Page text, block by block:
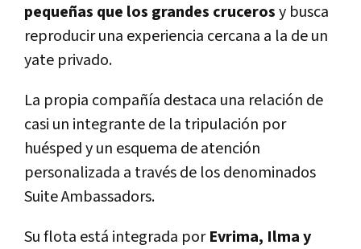
pequeñas que los grandes crucerosy busca
reproducir una experiencia cercana a la de un
yate privado.
La propia compañía destaca una relación de
casi un integrante de la tripulación por
huésped y un esquema de atención
personalizada a través de los denominados
Suite Ambassadors.
Su flota está integrada por Evrima, Ilma y